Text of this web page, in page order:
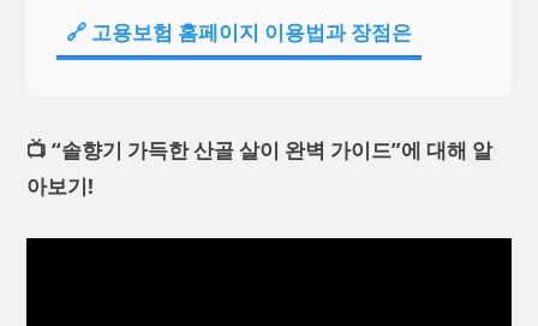
🔗 고용보험 홈페이지 이용법과 장점은
📺 “솔향기 가득한 산골 살이 완벽 가이드”에 대해 알
아보기!